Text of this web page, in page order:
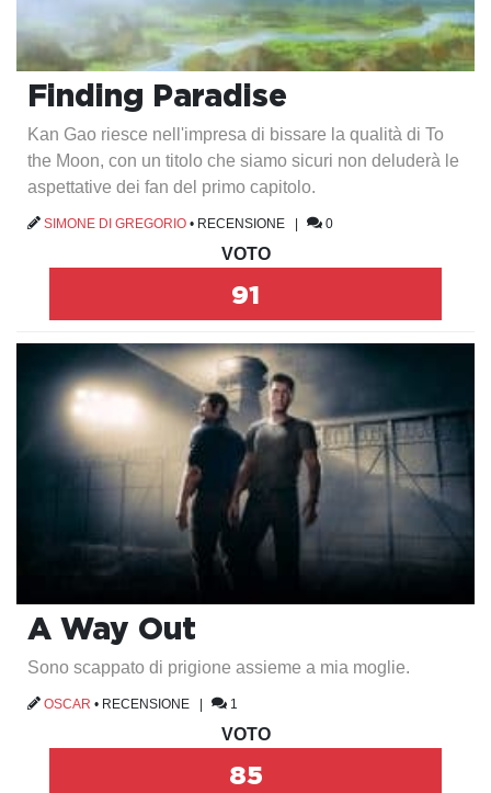
Finding Paradise
Kan Gao riesce nell'impresa di bissare la qualità di To
the Moon, con un titolo che siamo sicuri non deluderà le
aspettative dei fan del primo capitolo.
SIMONE DI GREGORIO • RECENSIONE | 0
VOTO
91
A Way Out
Sono scappato di prigione assieme a mia moglie.
OSCAR • RECENSIONE | 1
VOTO
85